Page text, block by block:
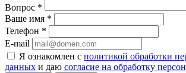
Вопрос *
Ваше имя *
Телефон *
E-mail
Я ознакомлен с политикой обработки
данных и даю согласие на обработку